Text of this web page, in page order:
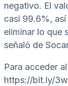
negativo. El
casi 99.6%,
eliminar lo que
señaló de
Para acceder
https://bit.ly/